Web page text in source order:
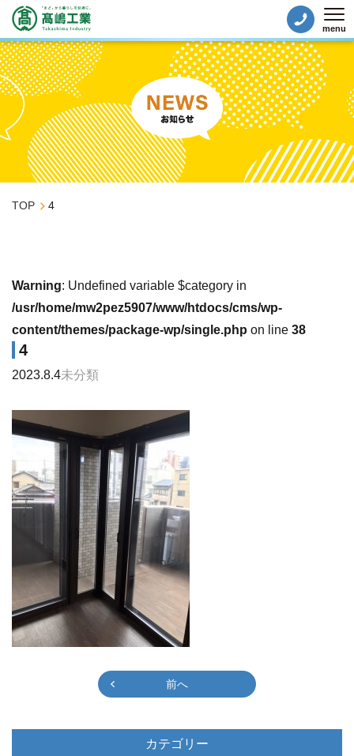
menu
TOP 4
Warning: Undefined variable $category in
/usr/home/mw2pez5907/www/htdocs/cms/wp-
content/themes/package-wp/single.php on line 38
4
2023.8.4未分類
前へ
カテゴリー